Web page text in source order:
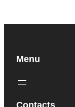
Menu